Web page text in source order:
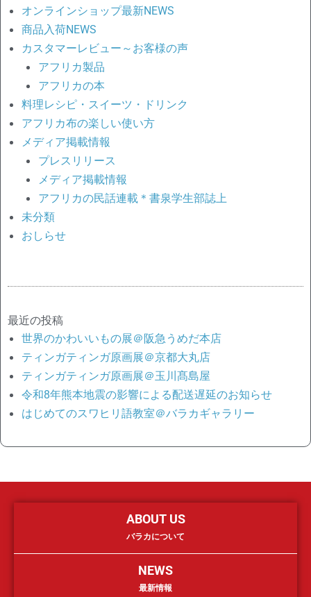
オンラインショップ最新NEWS
商品入荷NEWS
カスタマーレビュー～お客様の声
アフリカ製品
アフリカの本
料理レシピ・スイーツ・ドリンク
アフリカ布の楽しい使い方
メディア掲載情報
プレスリリース
メディア掲載情報
アフリカの民話連載＊書泉学生部誌上
未分類
おしらせ
最近の投稿
世界のかわいいもの展＠阪急うめだ本店
ティンガティンガ原画展＠京都大丸店
ティンガティンガ原画展＠玉川髙島屋
令和8年熊本地震の影響による配送遅延のお知らせ
はじめてのスワヒリ語教室＠バラカギャラリー
ABOUT US
バラカについて
NEWS
最新情報